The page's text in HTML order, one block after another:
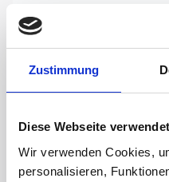
Zustimmung
Diese Webseite
Wir verwenden Cookies,
personalisieren,
100,0